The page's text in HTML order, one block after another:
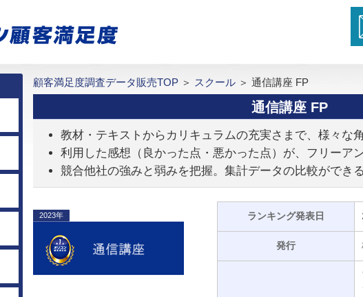
顧客満足度調査データ販売TOP ＞ スクール ＞ 通信講座 FP
通信講座 FP
教材・テキストからカリキュラムの充実さまで、様々な
利用した感想（良かった点・悪かった点）が、フリーア
競合他社の強みと弱みを把握。集計データの比較ができる
2023年 ランキング発表日
発行